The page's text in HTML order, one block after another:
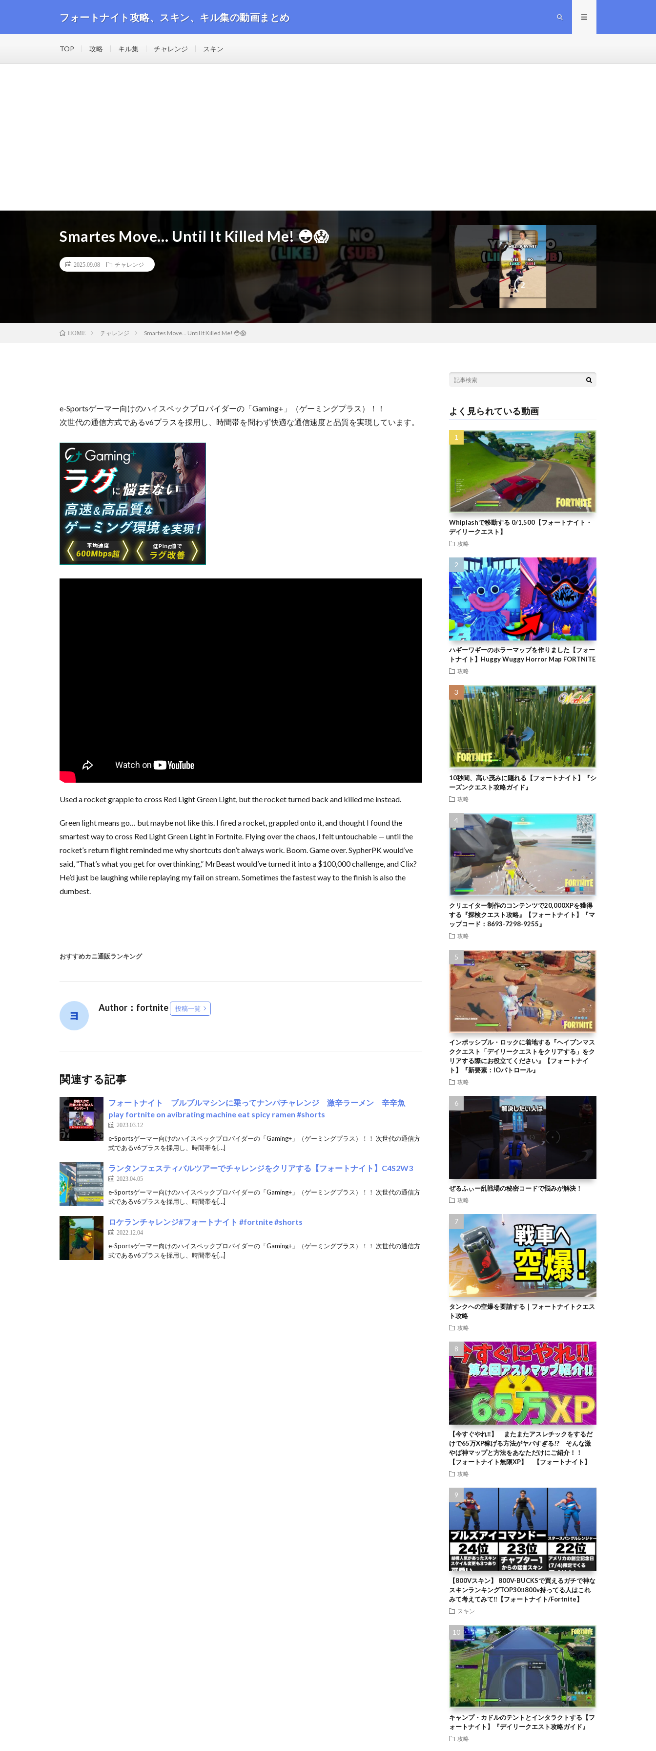
フォートナイト攻略、スキン、キル集の動画まとめ
TOP 攻略 キル集 チャレンジ スキン
Smartes Move… Until It Killed Me! 😳😱
2025.09.08 チャレンジ
HOME チャレンジ Smartes Move… Until It Killed Me! 😳😱
e-Sportsゲーマー向けのハイスペックプロバイダーの「Gaming+」（ゲーミングプラス）！！
次世代の通信方式であるv6プラスを採用し、時間帯を問わず快適な通信速度と品質を実現しています。
Used a rocket grapple to cross Red Light Green Light, but the rocket turned back and killed me instead.
Green light means go… but maybe not like this. I fired a rocket, grappled onto it, and thought I found the
smartest way to cross Red Light Green Light in Fortnite. Flying over the chaos, I felt untouchable — until the
rocket’s return flight reminded me why shortcuts don’t always work. Boom. Game over. SypherPK would’ve
said, “That’s what you get for overthinking,” MrBeast would’ve turned it into a $100,000 challenge, and Clix?
He’d just be laughing while replaying my fail on stream. Sometimes the fastest way to the finish is also the
dumbest.
おすすめカニ通販ランキング
Author：fortnite 投稿一覧
関連する記事
フォートナイト ブルブルマシンに乗ってナンパチャレンジ 激辛ラーメン 辛辛魚
play fortnite on avibrating machine eat spicy ramen #shorts
2023.03.12
e-Sportsゲーマー向けのハイスペックプロバイダーの「Gaming+」（ゲーミングプラス）！！ 次世代の通信方
式であるv6プラスを採用し、時間帯を[…]
ランタンフェスティバルツアーでチャレンジをクリアする【フォートナイト】C4S2W3
2023.04.05
e-Sportsゲーマー向けのハイスペックプロバイダーの「Gaming+」（ゲーミングプラス）！！ 次世代の通信方
式であるv6プラスを採用し、時間帯を[…]
ロケランチャレンジ#フォートナイト #fortnite #shorts
2022.12.04
e-Sportsゲーマー向けのハイスペックプロバイダーの「Gaming+」（ゲーミングプラス）！！ 次世代の通信方
式であるv6プラスを採用し、時間帯を[…]
よく見られている動画
Whiplashで移動する 0/1,500【フォートナイト・
デイリークエスト】
攻略
ハギーワギーのホラーマップを作りました【フォー
トナイト】Huggy Wuggy Horror Map FORTNITE
攻略
10秒間、高い茂みに隠れる【フォートナイト】『シ
ーズンクエスト攻略ガイド』
攻略
クリエイター制作のコンテンツで20,000XPを獲得
する『探検クエスト攻略』【フォートナイト】『マ
ップコード：8693-7298-9255』
攻略
インポッシブル・ロックに着地する『ヘイブンマス
ククエスト「デイリークエストをクリアする」をク
リアする際にお役立てください』【フォートナイ
ト】『新要素：IOパトロール』
攻略
ぜるふぃー乱戦場の秘密コードで悩みが解決！
攻略
タンクへの空爆を要請する｜フォートナイトクエス
ト攻略
攻略
【今すぐやれ‼】 またまたアスレチックをするだ
けで65万XP稼げる方法がヤバすぎる!? そんな激
やば神マップと方法をあなただけにご紹介！！
【フォートナイト無限XP】 【フォートナイト】
攻略
【800Vスキン】 800V-BUCKSで買えるガチで神な
スキンランキングTOP30‼️800v持ってる人はこれ
みて考えてみて‼️【フォートナイト/Fortnite】
スキン
キャンプ・カドルのテントとインタラクトする【フ
ォートナイト】『デイリークエスト攻略ガイド』
攻略